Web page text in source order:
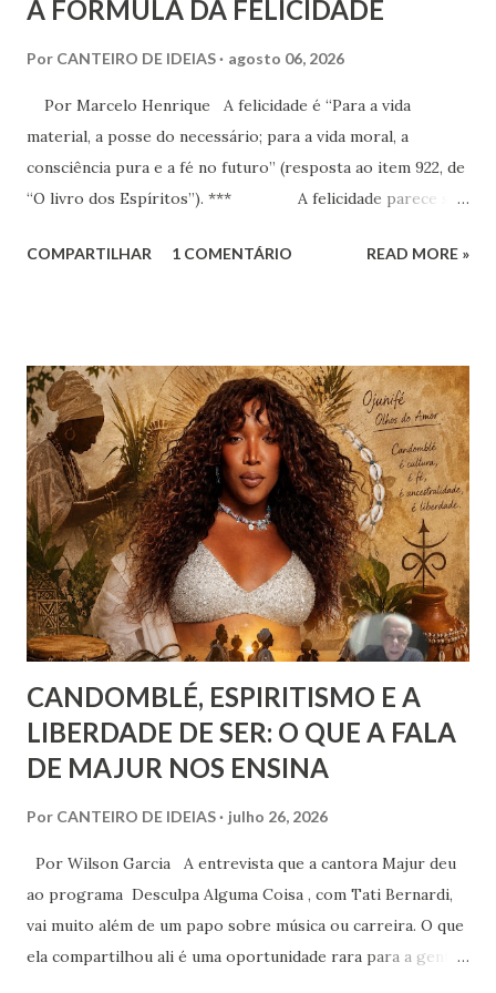
A FÓRMULA DA FELICIDADE
Por CANTEIRO DE IDEIAS agosto 06, 2026
Por Marcelo Henrique A felicidade é “Para a vida
material, a posse do necessário; para a vida moral, a
consciência pura e a fé no futuro” (resposta ao item 922, de
“O livro dos Espíritos”). *** A felicidade parece ser
desejo, a aspiração, o projeto de vida de cada criatura,
alegria. Esta última corresponde a instantes, momentos que
têm duração variável e que pertencem ao âmbito dos
sentimentos derivados de experiências específicas, onde se
pode compreender o alcance das emoções. Já a felicidade…
Ah, esta corresponde a um ideal de inspiração, como se,
figurativamente, estivéssemos diante da linha de chegada
de uma competição esportiva ou o ápice de uma monta...
COMPARTILHAR 1 COMENTÁRIO READ MORE »
CANDOMBLÉ, ESPIRITISMO E A
LIBERDADE DE SER: O QUE A FALA
DE MAJUR NOS ENSINA
Por CANTEIRO DE IDEIAS julho 26, 2026
Por Wilson Garcia A entrevista que a cantora Majur deu
ao programa Desculpa Alguma Coisa , com Tati Bernardi,
vai muito além de um papo sobre música ou carreira. O que
ela compartilhou ali é uma oportunidade rara para a gente